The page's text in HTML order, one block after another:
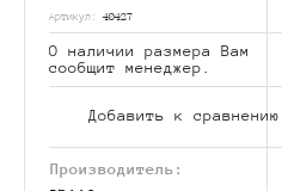
Артикул: 40427
О наличии размера Вам
сообщит менеджер.
Добавить к сравнению
Производитель: